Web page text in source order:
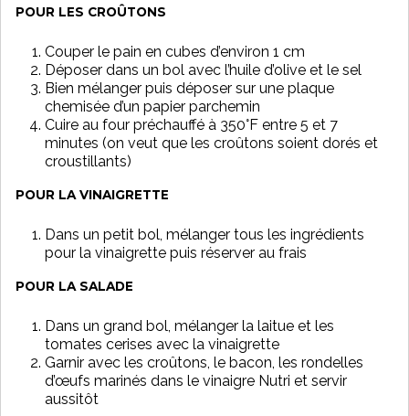
POUR LES CROÛTONS
Couper le pain en cubes d’environ 1 cm
Déposer dans un bol avec l’huile d’olive et le sel
Bien mélanger puis déposer sur une plaque
chemisée d’un papier parchemin
Cuire au four préchauffé à 350°F entre 5 et 7
minutes (on veut que les croûtons soient dorés et
croustillants)
POUR LA VINAIGRETTE
Dans un petit bol, mélanger tous les ingrédients
pour la vinaigrette puis réserver au frais
POUR LA SALADE
Dans un grand bol, mélanger la laitue et les
tomates cerises avec la vinaigrette
Garnir avec les croûtons, le bacon, les rondelles
d’œufs marinés dans le vinaigre Nutri et servir
aussitôt